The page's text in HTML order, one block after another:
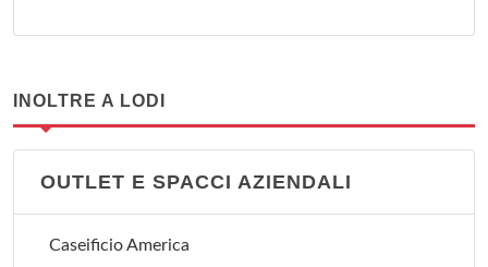
INOLTRE A LODI
OUTLET E SPACCI AZIENDALI
Caseificio America